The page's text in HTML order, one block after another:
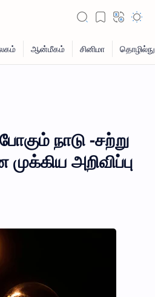
நாடு -சற்று
அறிவிப்பு